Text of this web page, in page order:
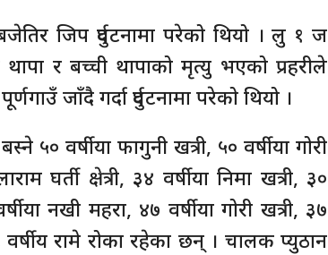
जिप दुर्घटनामा परेको थियो । लु १ ज
र बच्ची थापाको मृत्यु भएको प्रहरीले
जाँदै गर्दा दुर्घटनामा परेको थियो ।
५० वर्षीया फागुनी खत्री, ५० वर्षीया गोरी
घर्ती क्षेत्री, ३४ वर्षीया निमा खत्री, ३०
नखी महरा, ४७ वर्षीया गोरी खत्री, ३७
वर्षीय रामे रोका रहेका छन् । चालक प्युठान